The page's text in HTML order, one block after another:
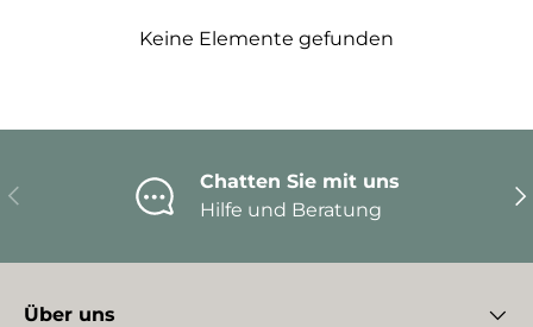
Keine Elemente gefunden
Vorherige
Chatten Sie mit uns
Hilfe und Beratung
Über uns